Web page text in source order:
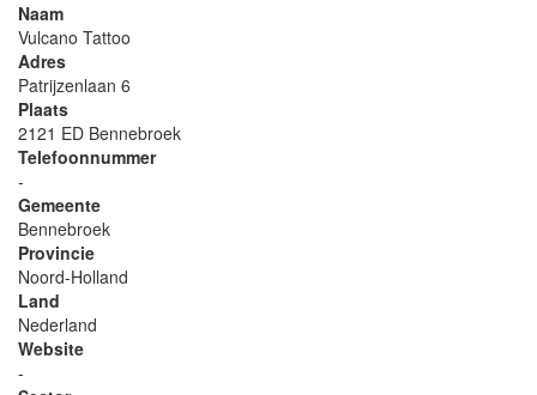
Naam
Vulcano Tattoo
Adres
Patrijzenlaan 6
Plaats
2121 ED Bennebroek
Telefoonnummer
-
Gemeente
Bennebroek
Provincie
Noord-Holland
Land
Nederland
Website
-